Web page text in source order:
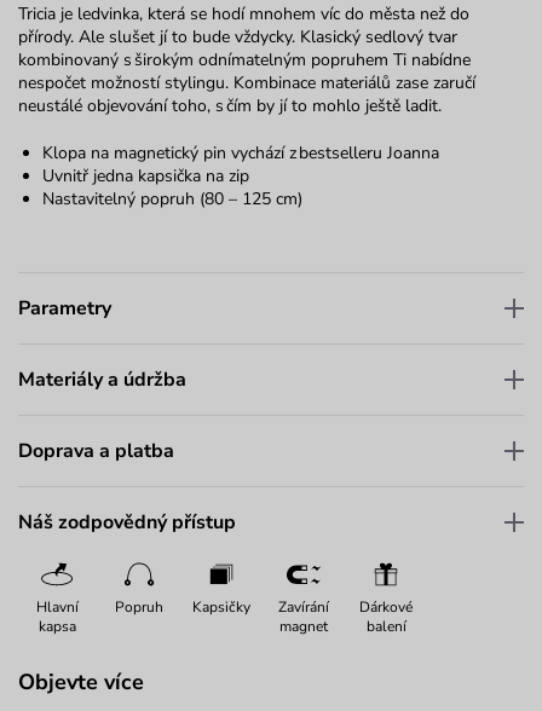
Tricia je ledvinka, která se hodí mnohem víc do města než do
přírody. Ale slušet jí to bude vždycky. Klasický sedlový tvar
kombinovaný s širokým odnímatelným popruhem Ti nabídne
nespočet možností stylingu. Kombinace materiálů zase zaručí
neustálé objevování toho, s čím by jí to mohlo ještě ladit.
Klopa na magnetický pin vychází z bestselleru Joanna
Uvnitř jedna kapsička na zip
Nastavitelný popruh (80 – 125 cm)
Parametry
Materiály a údržba
Doprava a platba
Náš zodpovědný přístup
Hlavní
kapsa
Popruh Kapsičky
Zavírání
magnet
Dárkové
balení
Objevte více